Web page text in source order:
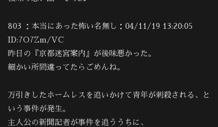
803 ：本当にあった怖い名無し：04/11/19 13:20:05
ID:7O7Zm/VC
昨日の『京都迷宮案内』が後味悪かった。
細かい所間違ってたらごめんね。
万引きしたホームレスを追いかけて青年が刺殺される、と
いう事件が発生。
主人公の新聞記者が事件を追ううちに、